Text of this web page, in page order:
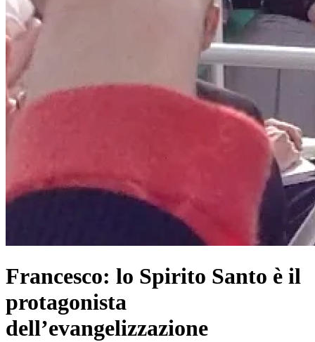
Francesco: lo Spirito Santo è il
protagonista
dell’evangelizzazione